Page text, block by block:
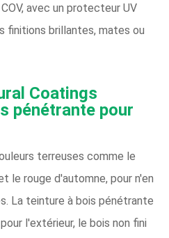
avec un protecteur UV
finitions brillantes, mates ou
Coatings
pénétrante pour
terreuses comme le
le rouge d'automne, pour n'en
La teinture à bois pénétrante
l'extérieur, le bois non fini